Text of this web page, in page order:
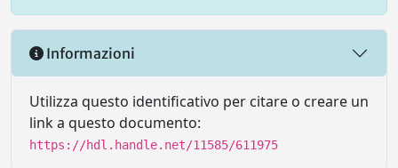
Informazioni
Utilizza questo identificativo per citare o creare un
link a questo documento:
https://hdl.handle.net/11585/611975